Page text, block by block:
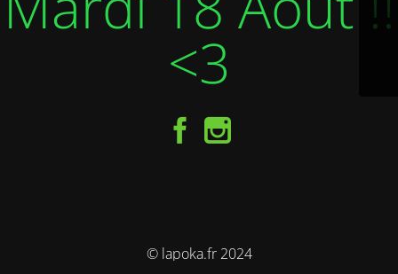
<3
© lapoka.fr 2024